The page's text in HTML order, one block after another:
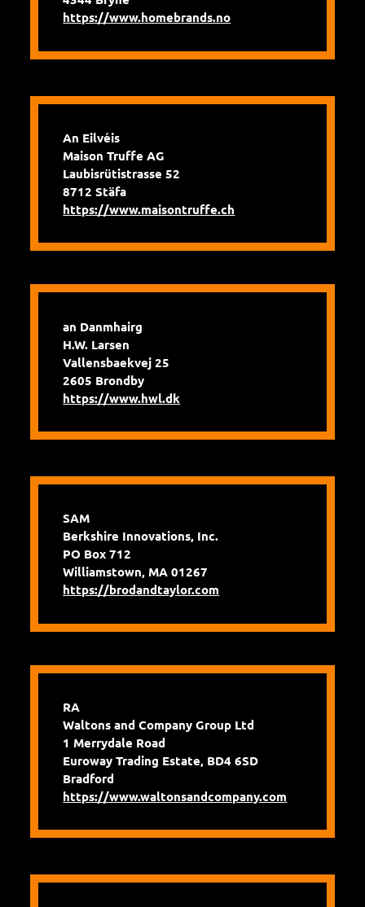
https://www.homebrands.no
An Eilvéis
Maison Truffe AG
Laubisrütistrasse 52
8712 Stäfa
https://www.maisontruffe.ch
an Danmhairg
H.W. Larsen
Vallensbaekvej 25
2605 Brondby
https://www.hwl.dk
SAM
Berkshire Innovations, Inc.
PO Box 712
Williamstown, MA 01267
https://brodandtaylor.com
RA
Waltons and Company Group Ltd
1 Merrydale Road
Euroway Trading Estate, BD4 6SD
Bradford
https://www.waltonsandcompany.com